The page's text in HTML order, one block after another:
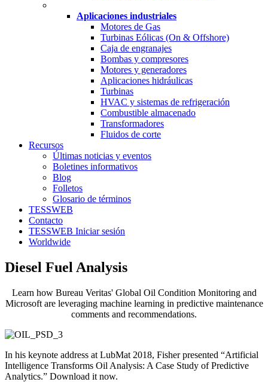
Aplicaciones industriales
Motores de Gas
Turbinas Eólicas (On & Offshore)
Caja de engranajes
Bombas y compresores
Motores y generadores
Aplicaciones hidráulicas
Turbinas
HVAC y sistemas de refrigeración
Combustible almacenado
Transformadores
Fluidos de corte
Recursos
Últimas noticias y eventos
Boletines informativos
Blog
Folletos
Glosario de términos
TESSWEB
Contacto
TESSWEB Iniciar sesión
Worldwide
Diesel Fuel Analysis
Learn how Bureau Veritas' Global Oil Condition Monitoring and
Microsoft are leveraging machine learning in predictive maintenance
comments and recommendations.
In his keynote address at LubMat 2018, Fisher presented “Artificial
Intelligence Transforms Oil Analysis: A Case Study of Predictive
Analytics.” Download it now.